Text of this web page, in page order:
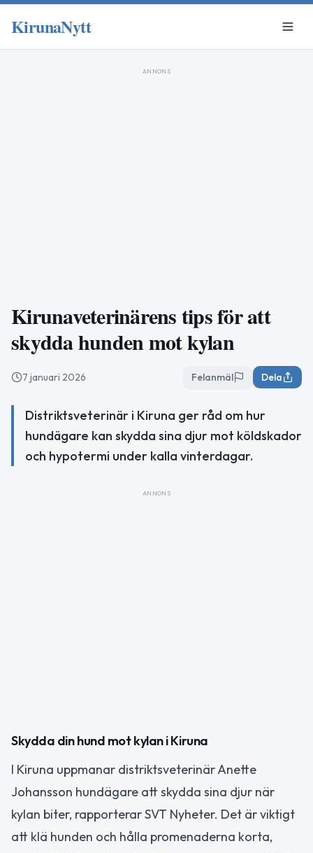
KirunaNytt
ANNONS
Kirunaveterinärens tips för att
skydda hunden mot kylan
7 januari 2026 Felanmäl Dela
Distriktsveterinär i Kiruna ger råd om hur
hundägare kan skydda sina djur mot köldskador
och hypotermi under kalla vinterdagar.
ANNONS
Skydda din hund mot kylan i Kiruna
I Kiruna uppmanar distriktsveterinär Anette
Johansson hundägare att skydda sina djur när
kylan biter, rapporterar SVT Nyheter. Det är viktigt
att klä hunden och hålla promenaderna korta,